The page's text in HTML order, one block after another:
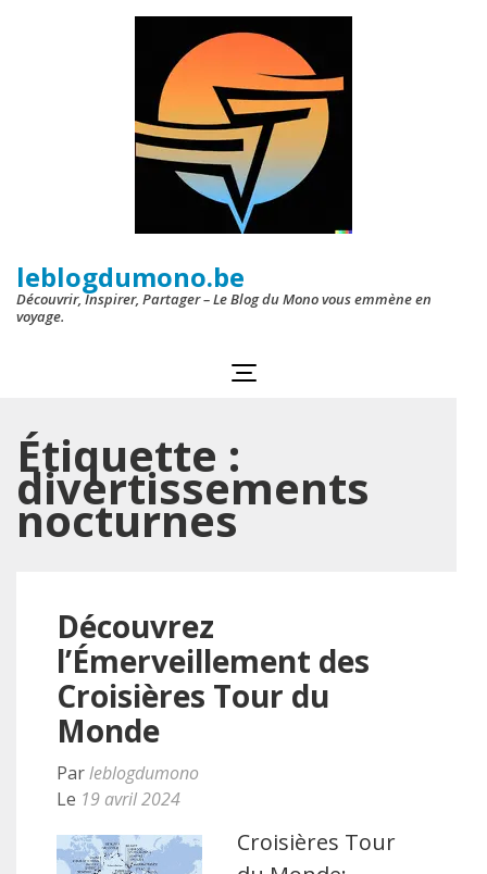
leblogdumono.be
Découvrir, Inspirer, Partager – Le Blog du Mono vous emmène en
voyage.
Étiquette :
divertissements
nocturnes
Découvrez
l’Émerveillement des
Croisières Tour du
Monde
Parleblogdumono
Le 19 avril 2024
Croisières Tour